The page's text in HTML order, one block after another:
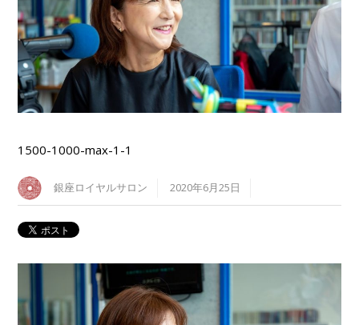
1500-1000-max-1-1
銀座ロイヤルサロン 2020年6月25日